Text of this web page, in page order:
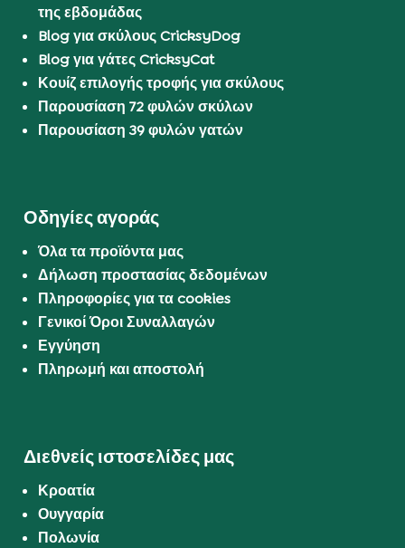
της εβδομάδας
Blog για σκύλους CricksyDog
Blog για γάτες CricksyCat
Κουίζ επιλογής τροφής για σκύλους
Παρουσίαση 72 φυλών σκύλων
Παρουσίαση 39 φυλών γατών
Οδηγίες αγοράς
Όλα τα προϊόντα μας
Δήλωση προστασίας δεδομένων
Πληροφορίες για τα cookies
Γενικοί Όροι Συναλλαγών
Εγγύηση
Πληρωμή και αποστολή
Διεθνείς ιστοσελίδες μας
Κροατία
Ουγγαρία
Πολωνία